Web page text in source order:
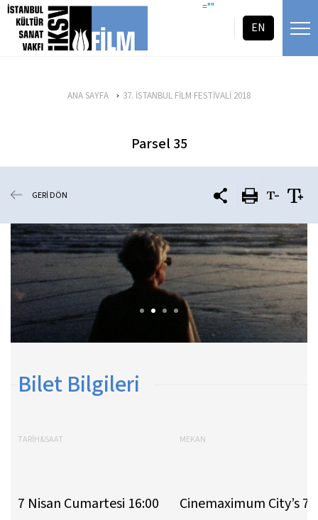
icerigi atla =""
EN
ANA SAYFA 37. İSTANBUL FİLM FESTİVALİ 2018
Parsel 35
GERİ DÖN
Bilet Bilgileri
TARİH&SAAT MEKAN
7 Nisan Cumartesi 16:00 Cinemaximum City’s 7